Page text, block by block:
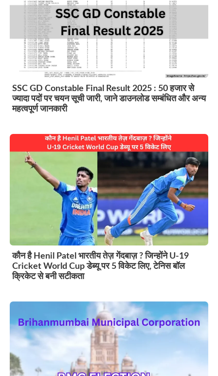
SSC GD Constable Final Result 2025 : 50 हजार से
ज्यादा पदों पर चयन सूची जारी, जाने डाउनलोड सम्बंधित और अन्य
महत्वपूर्ण जानकारी
कौन है Henil Patel भारतीय तेज़ गेंदबाज़ ? जिन्होंने U-19
Cricket World Cup डेब्यू पर 5 विकेट लिए, टेनिस बॉल
क्रिकेट से बनी सटीकता